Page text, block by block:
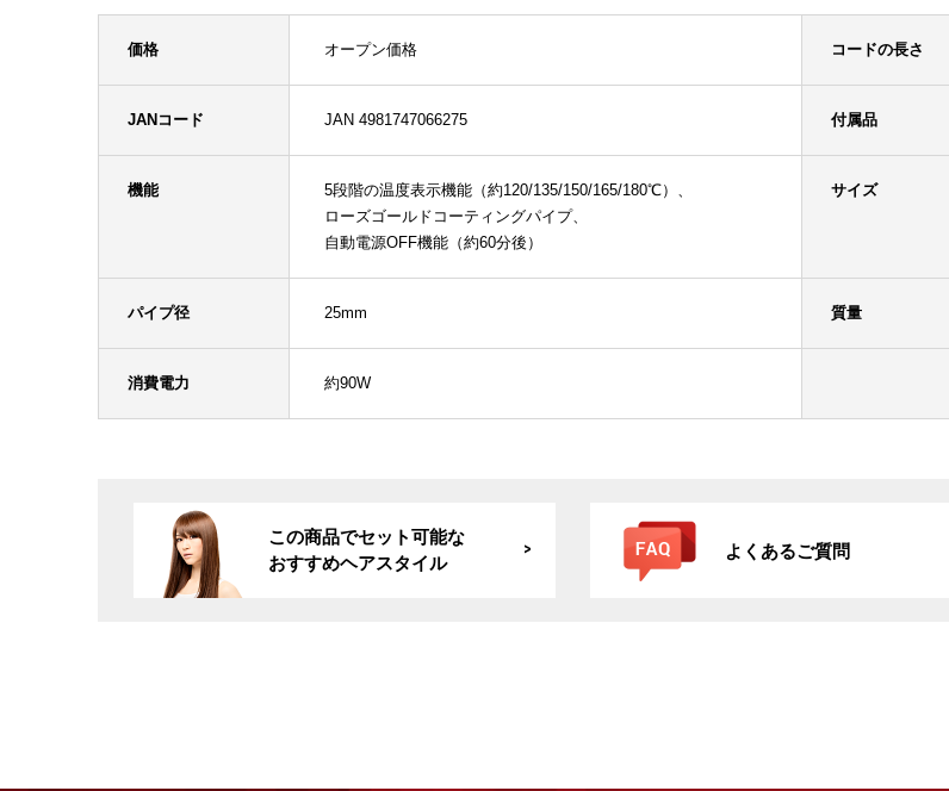
価格 オープン価格
JANコード JAN 4981747066275
機能
5段階の温度表示機能（約120/135/150/165/180℃）、
ローズゴールドコーティングパイプ、
自動電源OFF機能（約60分後）
パイプ径 25mm
消費電力 約90W
コードの長さ
付属品
サイズ
質量
この商品でセット可能な
おすすめヘアスタイル
よくあるご質問